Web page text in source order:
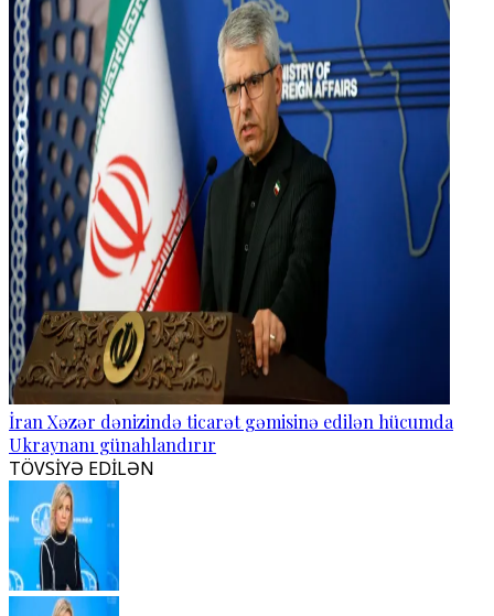
İran Xəzər dənizində ticarət gəmisinə edilən hücumda
Ukraynanı günahlandırır
TÖVSİYƏ EDİLƏN